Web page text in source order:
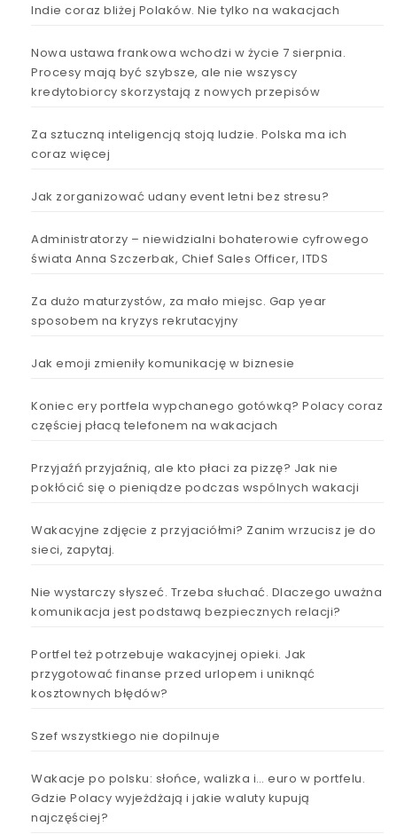
Indie coraz bliżej Polaków. Nie tylko na wakacjach
Nowa ustawa frankowa wchodzi w życie 7 sierpnia.
Procesy mają być szybsze, ale nie wszyscy
kredytobiorcy skorzystają z nowych przepisów
Za sztuczną inteligencją stoją ludzie. Polska ma ich
coraz więcej
Jak zorganizować udany event letni bez stresu?
Administratorzy – niewidzialni bohaterowie cyfrowego
świata Anna Szczerbak, Chief Sales Officer, ITDS
Za dużo maturzystów, za mało miejsc. Gap year
sposobem na kryzys rekrutacyjny
Jak emoji zmieniły komunikację w biznesie
Koniec ery portfela wypchanego gotówką? Polacy coraz
częściej płacą telefonem na wakacjach
Przyjaźń przyjaźnią, ale kto płaci za pizzę? Jak nie
pokłócić się o pieniądze podczas wspólnych wakacji
Wakacyjne zdjęcie z przyjaciółmi? Zanim wrzucisz je do
sieci, zapytaj.
Nie wystarczy słyszeć. Trzeba słuchać. Dlaczego uważna
komunikacja jest podstawą bezpiecznych relacji?
Portfel też potrzebuje wakacyjnej opieki. Jak
przygotować finanse przed urlopem i uniknąć
kosztownych błędów?
Szef wszystkiego nie dopilnuje
Wakacje po polsku: słońce, walizka i… euro w portfelu.
Gdzie Polacy wyjeżdżają i jakie waluty kupują
najczęściej?